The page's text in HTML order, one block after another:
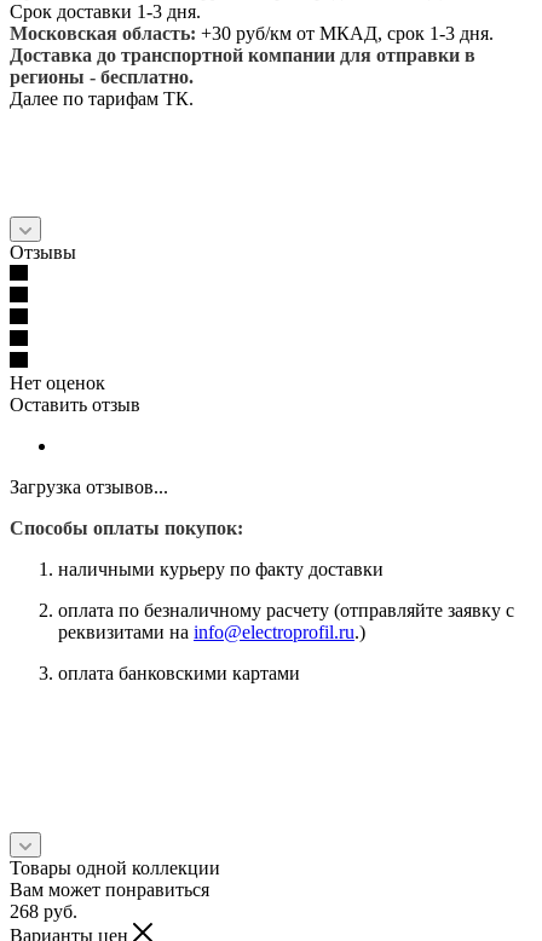
Срок доставки 1-3 дня.
Московская область: +30 руб/км от МКАД, срок 1-3 дня.
Доставка до транспортной компании для отправки в
регионы - бесплатно.
Далее по тарифам ТК.
Отзывы
Нет оценок
Оставить отзыв
Загрузка отзывов...
Способы оплаты покупок:
наличными курьеру по факту доставки
оплата по безналичному расчету (отправляйте заявку с
реквизитами на info@electroprofil.ru.)
оплата банковскими картами
Товары одной коллекции
Вам может понравиться
268 руб.
Варианты цен